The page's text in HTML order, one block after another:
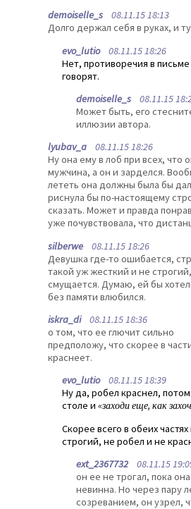
demoiselle_s 08.11.15 18:13
Долго держал себя в руках, и
evo_lutio08.11.15 18:26
Нет, противоречия в
говорят.
demoiselle_s 08.11.15
Может быть, его
иллюзии автора.
lyubav_a 08.11.15 18:26
Ну она ему в лоб при всех, что
мужчина, а он и зарделся.
лететь она должны была бы
риснула бы по-настоящему
сказать. Может и правда
уже почувствовала, что
silberwe 08.11.15 18:26
Девушка где-то ошибается,
такой уж жесткий и не
смущается. Думаю, ей бы
без памяти влюбился.
iskra_di08.11.15 18:36
о том, что ее глючит сильно
предположу, что скорее в
краснеет.
evo_lutio08.11.15 18:39
Ну да, робел краснел,
столе и «заходи еще, как
Скорее всего в обеих
строгий, не робел и не
ext_2367732 08.11.15
он ее не трогал, пока
невинна. Но через пару
созреванием, он узрел,